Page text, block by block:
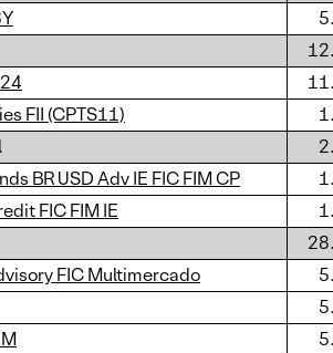
FII (CPTS11)
BR USD Adv IE FIC FIM CP
FIC FIM IE
FIC Multimercado